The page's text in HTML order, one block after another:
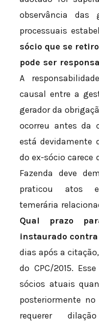
observância das
processuais
sócio que se
pode ser
A
causal entre a
gerador da
ocorreu antes da
está devidamente
do ex-sócio carece
Fazenda deve
praticou atos
temerária
Qual prazo
instaurado contra
dias após a
do CPC/2015.
sócios atuais
posteriormente
requerer